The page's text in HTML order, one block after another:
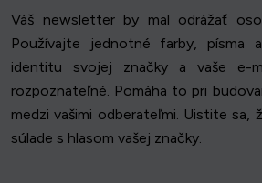
Váš newsletter by mal odrážať
Používajte jednotné farby, písma
identitu svojej značky a vaše e-
rozpoznateľné. Pomáha to pri
medzi vašimi odberateľmi. Uistite sa,
súlade s hlasom vašej značky.